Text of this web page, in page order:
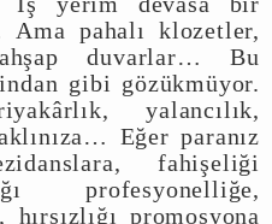
pahalı klozetler,
duvarlar… Bu
gibi gözükmüyor.
yalancılık,
Eğer paranız
fahişeliği
profesyonelliğe,
promosyona